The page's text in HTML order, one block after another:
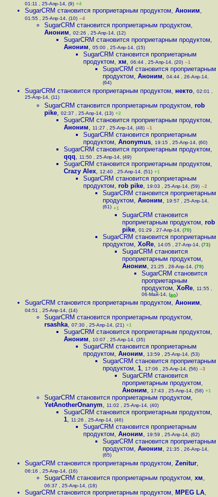
01:11 , 25-Апр-14, (9) +4
SugarCRM становится проприетарным продуктом, Аноним,
01:55 , 25-Апр-14, (10) –4
SugarCRM становится проприетарным продуктом,
Аноним, 02:26 , 25-Апр-14, (12)
SugarCRM становится проприетарным продуктом,
Аноним, 05:00 , 25-Апр-14, (15)
SugarCRM становится проприетарным
продуктом, хм, 06:44 , 25-Апр-14, (20) –1
SugarCRM становится проприетарным
продуктом, Аноним, 04:44 , 26-Апр-14,
(64)
SugarCRM становится проприетарным продуктом, некто, 02:01 ,
25-Апр-14, (11)
SugarCRM становится проприетарным продуктом, rob
pike, 02:37 , 25-Апр-14, (13) +2
SugarCRM становится проприетарным продуктом,
Аноним, 11:27 , 25-Апр-14, (48) –1
SugarCRM становится проприетарным
продуктом, Anonymus, 19:15 , 25-Апр-14, (60)
SugarCRM становится проприетарным продуктом,
qqq, 11:50 , 25-Апр-14, (49)
SugarCRM становится проприетарным продуктом,
Crazy Alex, 12:40 , 25-Апр-14, (51) +1
SugarCRM становится проприетарным
продуктом, rob pike, 19:03 , 25-Апр-14, (59) –2
SugarCRM становится проприетарным
продуктом, Аноним, 19:57 , 25-Апр-14,
(61) +1
SugarCRM становится
проприетарным продуктом, rob
pike, 01:29 , 27-Апр-14, (70)
SugarCRM становится проприетарным
продуктом, XoRe, 14:05 , 27-Апр-14, (73)
SugarCRM становится
проприетарным продуктом,
Аноним, 21:25 , 28-Апр-14, (79)
SugarCRM становится
проприетарным
продуктом, XoRe, 11:55 ,
06-Май-14, (80)
SugarCRM становится проприетарным продуктом, Аноним,
04:51 , 25-Апр-14, (14)
SugarCRM становится проприетарным продуктом,
rsashka, 07:30 , 25-Апр-14, (21) +1
SugarCRM становится проприетарным продуктом,
Аноним, 10:07 , 25-Апр-14, (35)
SugarCRM становится проприетарным
продуктом, Аноним, 13:59 , 25-Апр-14, (53)
SugarCRM становится проприетарным
продуктом, 1, 17:06 , 25-Апр-14, (56) –3
SugarCRM становится
проприетарным продуктом,
Аноним, 17:43 , 25-Апр-14, (58) +1
SugarCRM становится проприетарным продуктом,
YetAnotherOnanym, 11:02 , 25-Апр-14, (40)
SugarCRM становится проприетарным продуктом,
1, 11:26 , 25-Апр-14, (46)
SugarCRM становится проприетарным
продуктом, Аноним, 19:59 , 25-Апр-14, (62)
SugarCRM становится проприетарным
продуктом, Аноним, 21:35 , 26-Апр-14,
(65)
SugarCRM становится проприетарным продуктом, Zenitur,
06:16 , 25-Апр-14, (16)
SugarCRM становится проприетарным продуктом, хм,
06:37 , 25-Апр-14, (18)
SugarCRM становится проприетарным продуктом, MPEG LA,